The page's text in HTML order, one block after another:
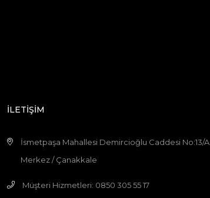
İLETİŞİM
İsmetpaşa Mahallesi Demircioğlu Caddesi No:13/A
Merkez / Çanakkale
Müşteri Hizmetleri: 0850 305 55 17